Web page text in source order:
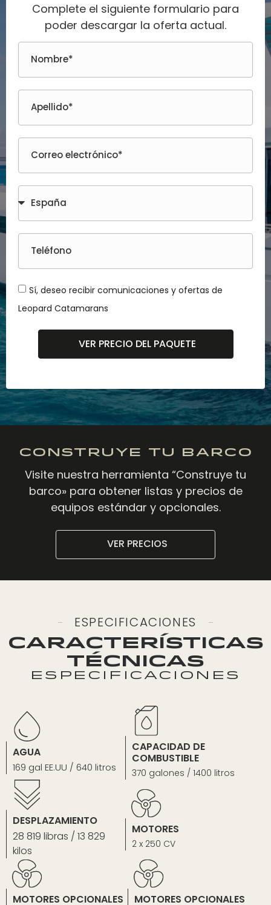
Complete el siguiente formulario para
poder descargar la oferta actual.
Sí, deseo recibir comunicaciones y ofertas de
Leopard Catamarans
VER PRECIO DEL PAQUETE
Construye tu barco
Visite nuestra herramienta “Construye tu
barco» para obtener listas y precios de
equipos estándar y opcionales.
VER PRECIOS
ESPECIFICACIONES
CARACTERÍSTICAS
TÉCNICAS
ESPECIFICACIONES
AGUA
169 gal EE.UU / 640 litros
CAPACIDAD DE
COMBUSTIBLE
370 galones / 1400 litros
DESPLAZAMIENTO
28 819 libras / 13 829
kilos
MOTORES
2 x 250 CV
MOTORES OPCIONALES
MOTORES OPCIONALES